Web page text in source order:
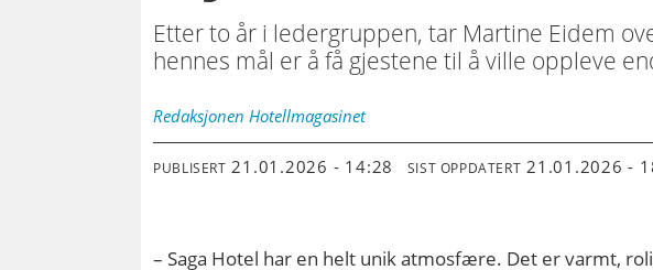
Etter to år i ledergruppen, tar Martine Eidem
hennes mål er å få gjestene til å ville oppleve
Redaksjonen Hotellmagasinet
PUBLISERT 21.01.2026 - 14:28 SIST OPPDATERT 21.01.2026 -
– Saga Hotel har en helt unik atmosfære. Det er varmt,